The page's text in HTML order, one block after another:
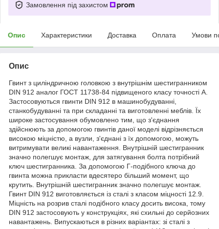
Замовлення під захистом
Опис Характеристики Доставка Оплата Умови
Опис
Гвинт з циліндричною головкою з внутрішнім шестигранником
DIN 912 аналог ГОСТ 11738-84 підвищеного класу точності А.
Застосовуються гвинти DIN 912 в машинобудуванні,
станкобудуванні та при складанні та виготовленні меблів. Їх
широке застосування обумовлено тим, що з'єднання
здійснюють за допомогою гвинтів даної моделі відрізняється
високою міцністю, а вузли, з'єднані з їх допомогою, можуть
витримувати великі навантаження. Внутрішній шестигранник
значно полегшує монтаж, для затягування болта потрібний
ключ шестигранника. За допомогою Г-подібного ключа до
гвинта можна прикласти вдесятеро більший момент, що
крутить. Внутрішній шестигранник значно полегшує монтаж.
Гвинт DIN 912 виготовляється із сталі з класом міцності 12.9.
Міцність на розрив сталі подібного класу досить висока, тому
DIN 912 застосовують у конструкціях, які схильні до серйозних
навантажень. Випускаються в різних варіантах: зі сталі з